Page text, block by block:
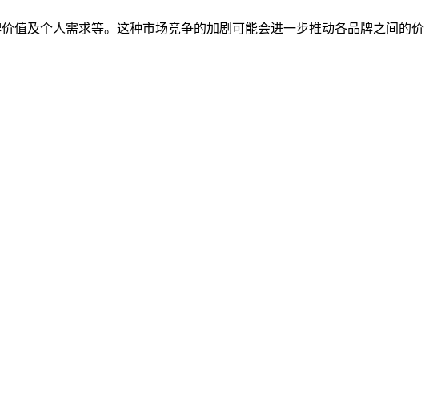
值及个人需求等。这种市场竞争的加剧可能会进一步推动各品牌之间的价